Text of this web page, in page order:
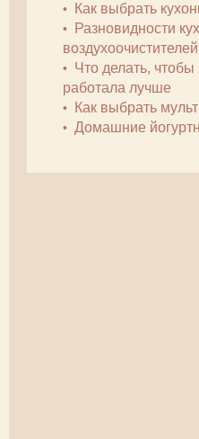
Как выбрать
Разновидности
воздухоочистителей
Что делать,
работала лучше
Как выбрать
Домашние